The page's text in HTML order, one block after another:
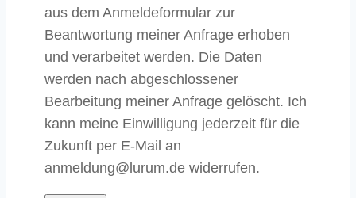
aus dem Anmeldeformular zur
Beantwortung meiner Anfrage erhoben
und verarbeitet werden. Die Daten
werden nach abgeschlossener
Bearbeitung meiner Anfrage gelöscht. Ich
kann meine Einwilligung jederzeit für die
Zukunft per E-Mail an
anmeldung@lurum.de widerrufen.